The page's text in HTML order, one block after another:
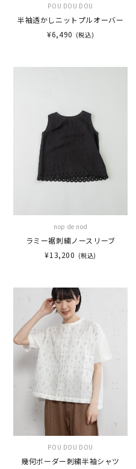
POU DOU DOU
半袖透かしニットプルオーバー
¥6,490 (税込)
nop de nod
ラミー裾刺繍ノースリーブ
¥13,200 (税込)
POU DOU DOU
幾何ボーダー刺繍半袖シャツ